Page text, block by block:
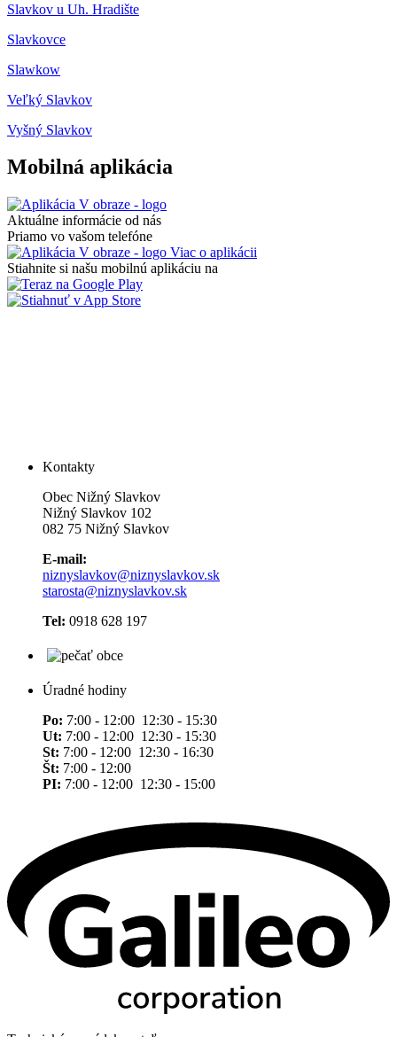
Slavkov u Uh. Hradište
Slavkovce
Slawkow
Veľký Slavkov
Vyšný Slavkov
Mobilná aplikácia
Aktuálne informácie od nás
Priamo vo vašom telefóne
Viac o aplikácii
Stiahnite si našu mobilnú aplikáciu na
Kontakty
Obec Nižný Slavkov
Nižný Slavkov 102
082 75 Nižný Slavkov
E-mail:
niznyslavkov@niznyslavkov.sk
starosta@niznyslavkov.sk
Tel: 0918 628 197
Úradné hodiny
Po: 7:00 - 12:00 12:30 - 15:30
Ut: 7:00 - 12:00 12:30 - 15:30
St: 7:00 - 12:00 12:30 - 16:30
Št: 7:00 - 12:00
PI: 7:00 - 12:00 12:30 - 15:00